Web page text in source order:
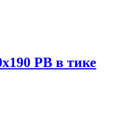
РВ в тике